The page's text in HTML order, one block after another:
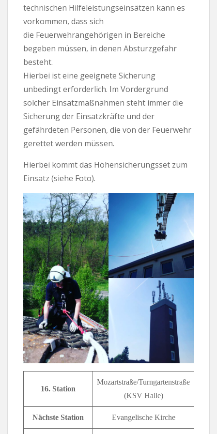
technischen Hilfeleistungseinsätzen kann es
vorkommen, dass sich
die Feuerwehrangehörigen in Bereiche
begeben müssen, in denen Absturzgefahr
besteht.
Hierbei ist eine geeignete Sicherung
unbedingt erforderlich. Im Vordergrund
solcher Einsatzmaßnahmen steht immer die
Sicherung der Einsatzkräfte und der
gefährdeten Personen, die von der Feuerwehr
gerettet werden müssen.
Hierbei kommt das Höhensicherungsset zum
Einsatz (siehe Foto).
16. Station
Mozartstraße/Turngartenstraße
(KSV Halle)
Nächste Station Evangelische Kirche